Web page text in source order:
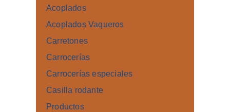
Acoplados
Acoplados Vaqueros
Carretones
Carrocerías
Carrocerías especiales
Casilla rodante
Productos